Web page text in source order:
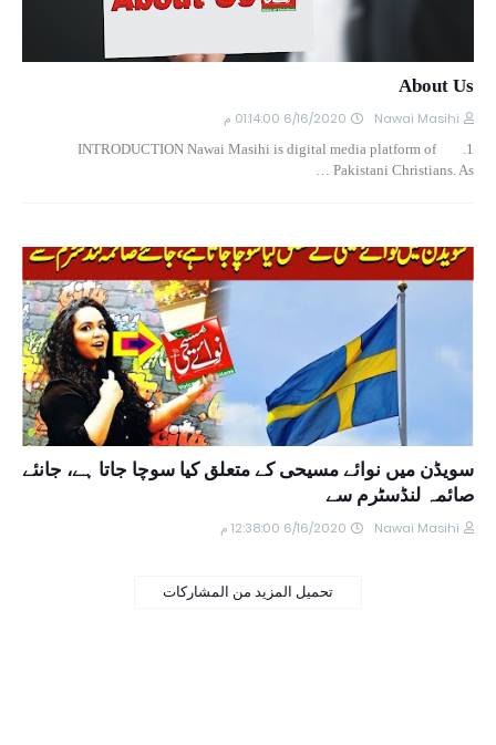
About Us
Nawai Masihi 6/16/2020 01:14:00 م
1. INTRODUCTION Nawai Masihi is digital media platform of
Pakistani Christians. As …
سویڈن میں نوائے مسیحی کے متعلق کیا سوچا جاتا ہے، جانئے
صائمہ لنڈسٹرم سے
Nawai Masihi 6/16/2020 12:38:00 م
تحميل المزيد من المشاركات